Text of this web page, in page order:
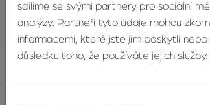
Sdílejte tuhle nabídku
sdílíme se svými partnery pro sociální
analýzy. Partneři tyto údaje mohou
informacemi, které jste jim poskytli
důsledku toho, že používáte jejich služby.